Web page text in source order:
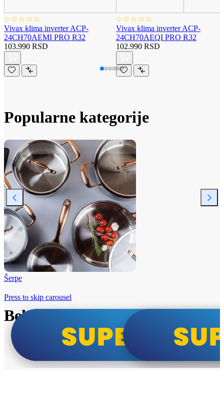
Vivax klima inverter ACP-
24CH70AEMI PRO R32
103.990 RSD
Vivax klima inverter ACP-
24CH70AEQI PRO R32
102.990 RSD
Popularne kategorije
Šerpe
Beko i Tesla super cene
Press to skip carousel